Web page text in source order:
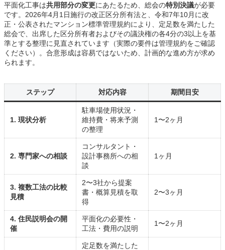
平面化工事は共用部分の変更にあたるため、総会の特別決議が必要
です。2026年4月1日施行の改正区分所有法と、令和7年10月に改
正・公表されたマンション標準管理規約により、定足数を満たした
総会で、出席した区分所有者およびその議決権の各4分の3以上を基
準とする整理に見直されています（実際の要件は管理規約をご確認
ください）。合意形成は容易ではないため、計画的な進め方が求め
られます。
ステップ 対応内容 期間目安
1. 現状分析
駐車場使用状況・
維持費・将来予測
の整理
1〜2ヶ月
2. 専門家への相談
コンサルタント・
設計事務所への相
談
1ヶ月
3. 複数工法の比較
見積
2〜3社から提案
書・概算見積を取
得
2〜3ヶ月
4. 住民説明会の開
催
平面化の必要性・
工法・費用の説明
1〜2ヶ月
定足数を満たした